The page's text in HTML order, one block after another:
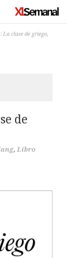
La clase de griego,
de
, Libro